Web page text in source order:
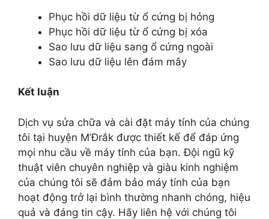
Phục hồi dữ liệu từ ổ cứng bị hỏng
Phục hồi dữ liệu từ ổ cứng bị xóa
Sao lưu dữ liệu sang ổ cứng ngoài
Sao lưu dữ liệu lên đám mây
Kết luận
Dịch vụ sửa chữa và cài đặt máy tính của chúng
tôi tại huyện M’Đrắk được thiết kế để đáp ứng
mọi nhu cầu về máy tính của bạn. Đội ngũ kỹ
thuật viên chuyên nghiệp và giàu kinh nghiệm
của chúng tôi sẽ đảm bảo máy tính của bạn
hoạt động trở lại bình thường nhanh chóng, hiệu
quả và đáng tin cậy. Hãy liên hệ với chúng tôi